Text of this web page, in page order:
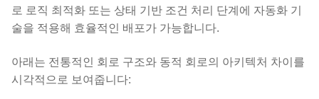
로 로직 최적화 또는 상태 기반 조건 처리 단계에 자동화 기
술을 적용해 효율적인 배포가 가능합니다.
아래는 전통적인 회로 구조와 동적 회로의 아키텍처 차이를
시각적으로 보여줍니다: